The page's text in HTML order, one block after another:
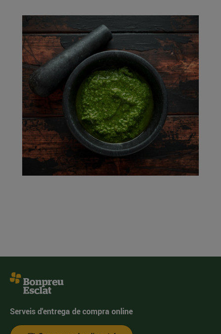
Serveis d'entrega de compra online